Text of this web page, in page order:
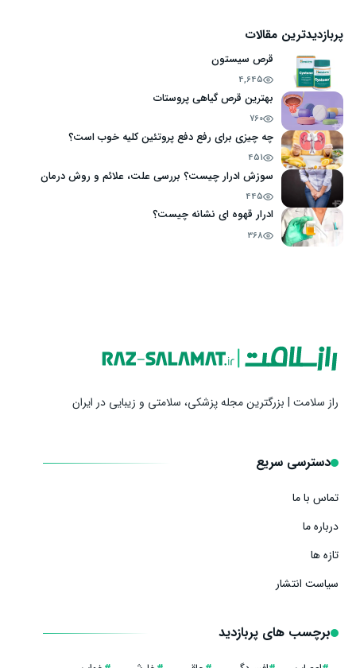
پربازدیدترین مقالات
قرص سیستون
4,645
بهترین قرص گیاهی پروستات
760
چه چیزی برای رفع دفع پروتئین کلیه خوب است؟
451
سوزش ادرار چیست؟ بررسی علت، علائم و روش درمان
445
ادرار قهوه ای نشانه چیست؟
368
راز سلامت | بزرگترین مجله پزشکی، سلامتی و زیبایی در ایران
دسترسی سریع
تماس با ما
درباره ما
تازه ها
سیاست انتشار
برچسب های پربازدید